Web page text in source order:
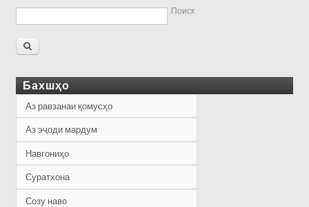
Поиск
Бахшҳо
Аз равзанаи қомусҳо
Аз эҷоди мардум
Навгониҳо
Суратхона
Созу наво